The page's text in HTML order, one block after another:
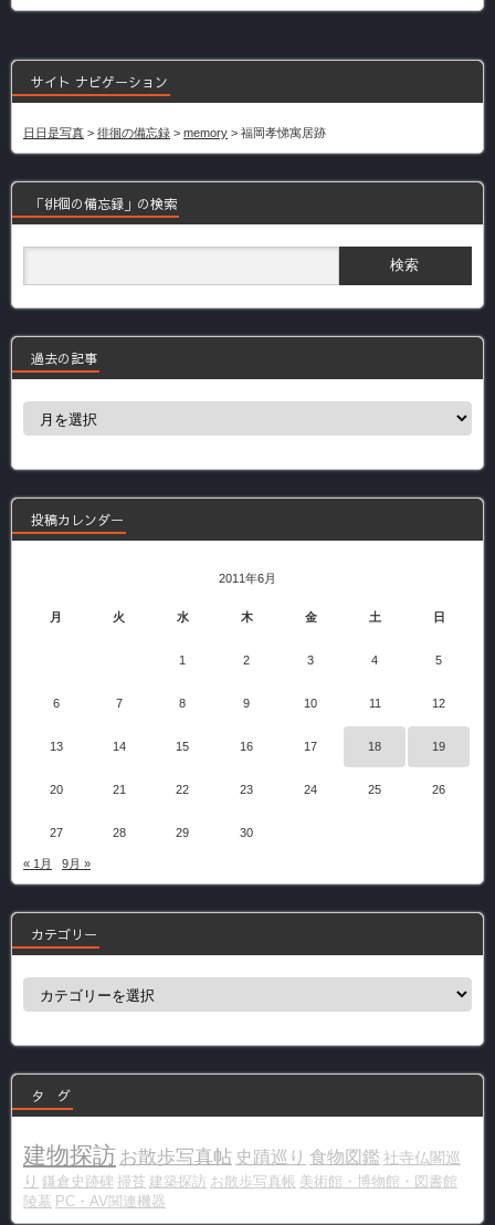
サイト ナビゲーション
日日是写真 > 徘徊の備忘録 > memory > 福岡孝悌寓居跡
「徘徊の備忘録」の検索
過去の記事
過
事
投稿カレンダー
2011年6月
月 火 水 木 金 土 日
1 2 3 4 5
6 7 8 9 10 11 12
13 14 15 16 17 18 19
20 21 22 23 24 25 26
27 28 29 30
« 1月 9月 »
カテゴリー
カ
ー
タ グ
建物探訪 お散歩写真帖 史蹟巡り 食物図鑑 社寺仏閣巡
り 鎌倉史跡碑 掃苔 建築探訪 お散歩写真帳 美術館・博物館・図書館
陵墓 PC・AV関連機器